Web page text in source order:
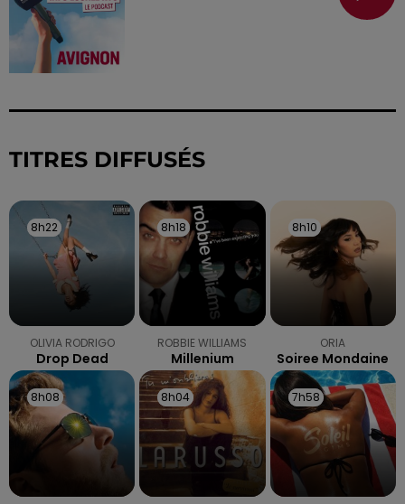
TITRES DIFFUSÉS
8h22
8h22
OLIVIA RODRIGO
Drop Dead
8h18
8h18
ROBBIE WILLIAMS
Millenium
8h10
8h10
ORIA
Soiree Mondaine
8h08
8h08 8h04
8h04 7h58
7h58